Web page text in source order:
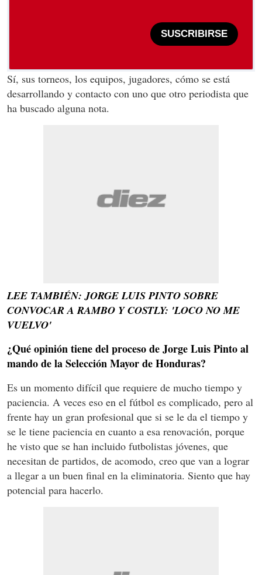
SUSCRIBIRSE
Sí, sus torneos, los equipos, jugadores, cómo se está
desarrollando y contacto con uno que otro periodista que
ha buscado alguna nota.
LEE TAMBIÉN: JORGE LUIS PINTO SOBRE
CONVOCAR A RAMBO Y COSTLY: 'LOCO NO ME
VUELVO'
¿Qué opinión tiene del proceso de Jorge Luis Pinto al
mando de la Selección Mayor de Honduras?
Es un momento difícil que requiere de mucho tiempo y
paciencia. A veces eso en el fútbol es complicado, pero al
frente hay un gran profesional que si se le da el tiempo y
se le tiene paciencia en cuanto a esa renovación, porque
he visto que se han incluido futbolistas jóvenes, que
necesitan de partidos, de acomodo, creo que van a lograr
a llegar a un buen final en la eliminatoria. Siento que hay
potencial para hacerlo.